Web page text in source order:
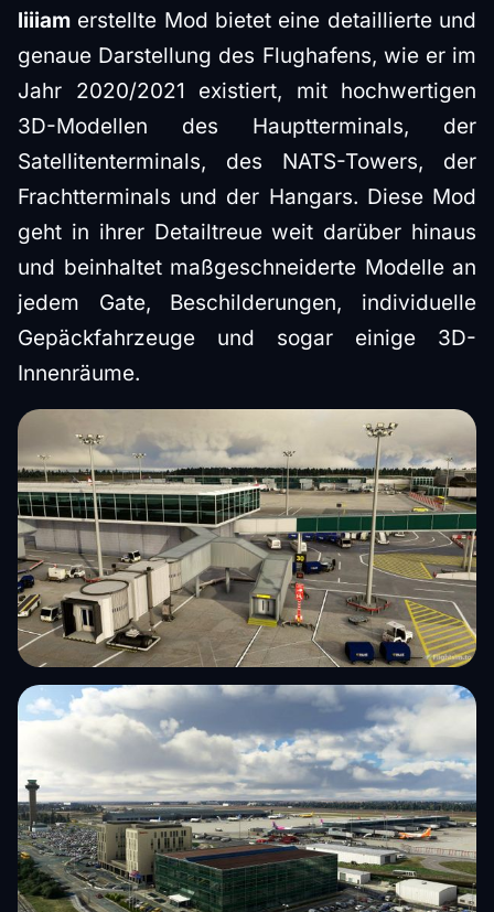
liiiam erstellte Mod bietet eine detaillierte und
genaue Darstellung des Flughafens, wie er im
Jahr 2020/2021 existiert, mit hochwertigen
3D-Modellen des Hauptterminals, der
Satellitenterminals, des NATS-Towers, der
Frachtterminals und der Hangars. Diese Mod
geht in ihrer Detailtreue weit darüber hinaus
und beinhaltet maßgeschneiderte Modelle an
jedem Gate, Beschilderungen, individuelle
Gepäckfahrzeuge und sogar einige 3D-
Innenräume.